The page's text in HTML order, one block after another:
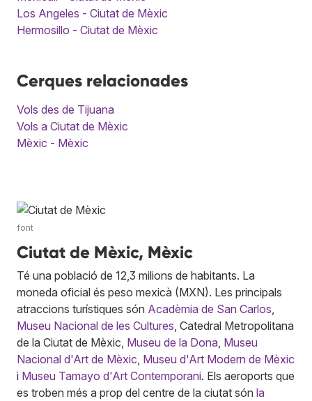
Los Angeles - Ciutat de Mèxic
Hermosillo - Ciutat de Mèxic
Cerques relacionades
Vols des de Tijuana
Vols a Ciutat de Mèxic
Mèxic - Mèxic
font
Ciutat de Mèxic, Mèxic
Té una població de 12,3 milions de habitants. La
moneda oficial és peso mexicà (MXN). Les principals
atraccions turístiques són Acadèmia de San Carlos
Museu Nacional de les Cultures , Catedral Metropolitana
de la Ciutat de Mèxic, Museu de la Dona Museu
Nacional d'Art de Mèxic Museu d'Art Modern de Mèxic
i Museu Tamayo d'Art Contemporani. Els aeroports que
es troben més a prop del centre de la ciutat són la